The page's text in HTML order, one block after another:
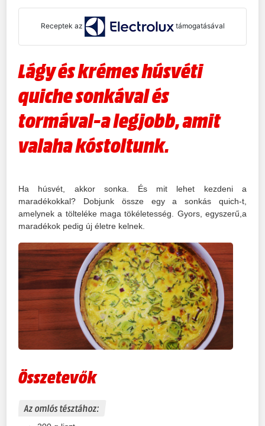
Receptek az támogatásával
Lágy és krémes húsvéti
quiche sonkával és
tormával-a legjobb, amit
valaha kóstoltunk.
Ha húsvét, akkor sonka. És mit lehet kezdeni a
maradékokkal? Dobjunk össze egy a sonkás quich-t,
amelynek a tölteléke maga tökéletesség. Gyors, egyszerű,a
maradékok pedig új életre kelnek.
Összetevők
Az omlós tésztához: